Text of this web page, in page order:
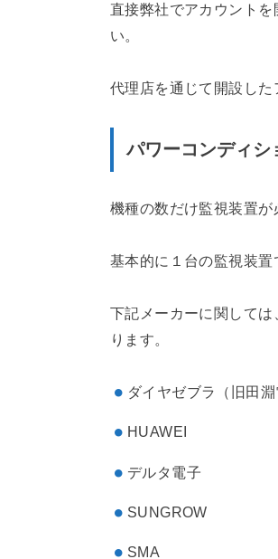
直接弊社でアカウント
い。
代理店を通じて開設した
パワーコンディシ
機種の数だけ監視装置が
基本的に１台の監視装置
下記メーカーに関して
ります。
ダイヤゼブラ（旧田淵
HUAWEI
デルタ電子
SUNGROW
SMA